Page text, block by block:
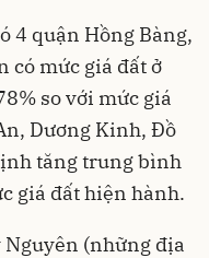
4 quận Hồng Bàng,
có mức giá đất ở
so với mức giá
Dương Kinh, Đồ
tăng trung bình
giá đất hiện hành.
Nguyên (những địa